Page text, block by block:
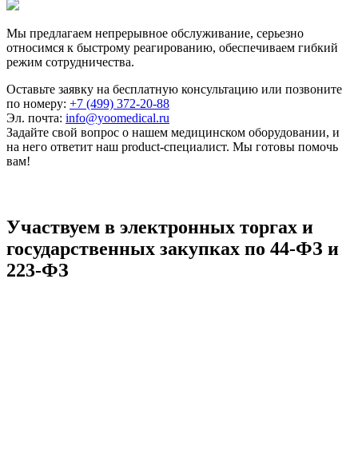
Мы предлагаем непрерывное обслуживание, серьезно
относимся к быстрому реагированию, обеспечиваем гибкий
режим сотрудничества.
Оставьте заявку на бесплатную консультацию или позвоните
по номеру: +7 (499) 372-20-88
Эл. почта: info@yoomedical.ru
Задайте свой вопрос о нашем медицинском оборудовании, и
на него ответит наш product-специалист. Мы готовы помочь
вам!
Участвуем в электронных торгах и
государственных закупках по 44-ФЗ и
223-ФЗ